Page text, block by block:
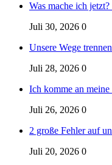
Was mache ich
Juli 30, 2026 0
Unsere Wege
Juli 28, 2026 0
Ich komme an
Juli 26, 2026 0
2 große Fehler auf
Juli 20, 2026 0